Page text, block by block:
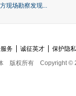
现场勘察发现...
务 诚征英才
保护隐
版权所有 Copyright ©